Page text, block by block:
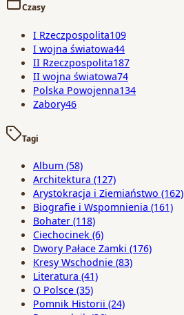
Czasy
I Rzeczpospolita109
I wojna światowa44
II Rzeczpospolita187
II wojna światowa74
Polska Powojenna134
Zabory46
Tagi
Album (58)
Architektura (127)
Arystokracja i Ziemiaństwo (162)
Biografie i Wspomnienia (161)
Bohater (118)
Ciechocinek (6)
Dwory Pałace Zamki (176)
Kresy Wschodnie (83)
Literatura (41)
O Polsce (35)
Pomnik Historii (24)